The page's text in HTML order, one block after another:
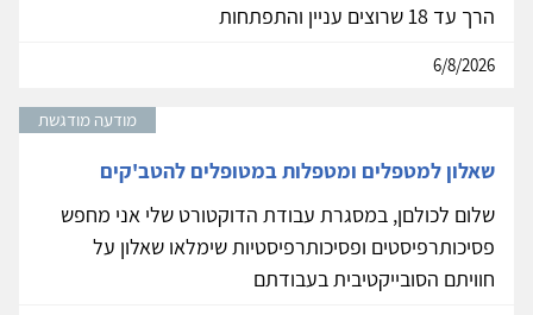
הרך עד 18 שרוצים עניין והתפתחות
6/8/2026
מודעה מודגשת
שאלון למטפלים ומטפלות במטופלים להטב'קים
שלום לכולםן, במסגרת עבודת הדוקטורט שלי אני מחפש
פסיכותרפיסטים ופסיכותרפיסטיות שימלאו שאלון על
חוויתם הסובייקטיבית בעבודתם